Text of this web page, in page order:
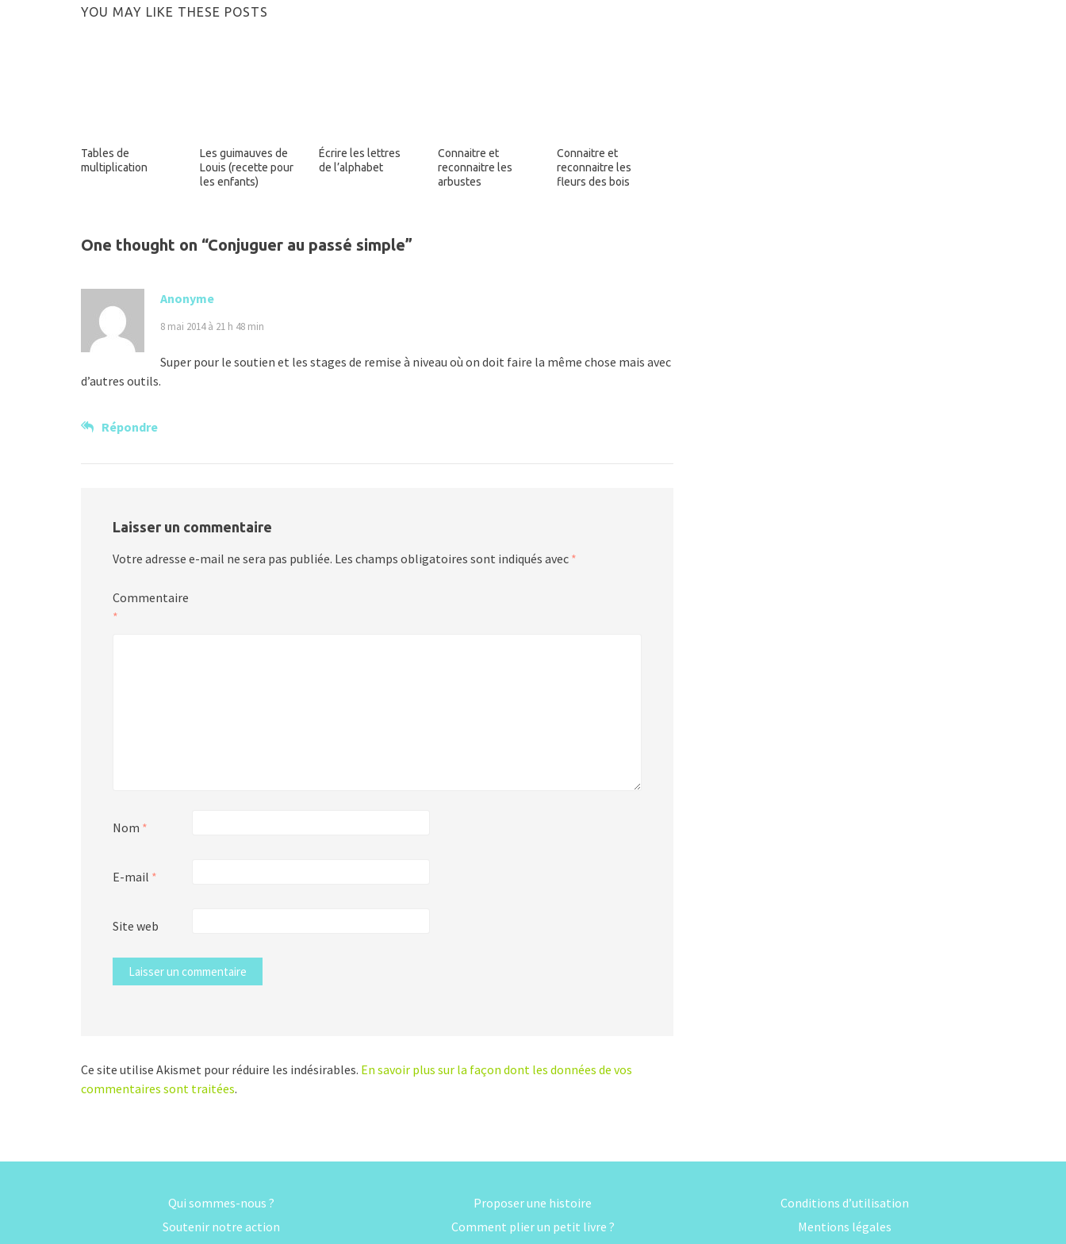
YOU MAY LIKE THESE POSTS
Tables de
multiplication
Les guimauves de
Louis (recette pour
les enfants)
Écrire les lettres
de l’alphabet
Connaitre et
reconnaitre les
arbustes
Connaitre et
reconnaitre les
fleurs des bois
One thought on “Conjuguer au passé simple”
Anonyme
8 mai 2014 à 21 h 48 min
Super pour le soutien et les stages de remise à niveau où on doit faire la même chose mais avec
d’autres outils.
Répondre
Laisser un commentaire
Votre adresse e-mail ne sera pas publiée. Les champs obligatoires sont indiqués avec *
Commentaire
*
Nom *
E-mail *
Site web
Ce site utilise Akismet pour réduire les indésirables. En savoir plus sur la façon dont les données de vos
commentaires sont traitées.
Qui sommes-nous ?
Soutenir notre action
Proposer une histoire
Comment plier un petit livre ?
Conditions d’utilisation
Mentions légales